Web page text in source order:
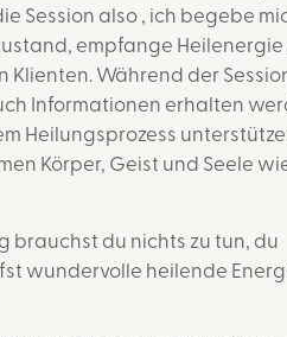
Session also , ich begebe
, empfange Heilenergie
Klienten. Während der
Informationen erhalten
Heilungsprozess
Körper, Geist und Seele
brauchst du nichts zu tun, du
wundervolle heilende